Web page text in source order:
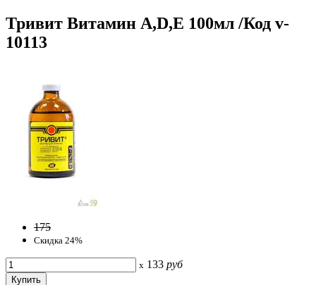
Тривит Витамин А,D,Е 100мл /Код v-
10113
175
Скидка 24%
x 133 руб